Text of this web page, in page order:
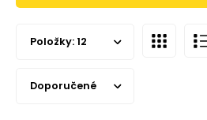
Položky: 12
Doporučené